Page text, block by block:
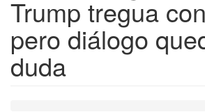
Trump tregua
pero diálogo
duda